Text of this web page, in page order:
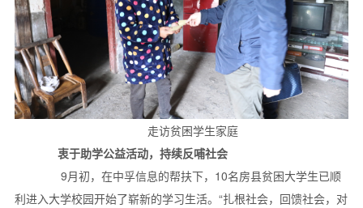
走访贫困学生家庭
衷于助学公益活动，持续反哺社会
9月初，在中孚信息的帮扶下，10名房县贫困大学生已顺
利进入大学校园开始了崭新的学习生活。“扎根社会，回馈社会，对